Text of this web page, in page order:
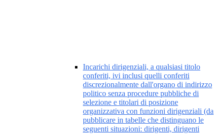
Incarichi dirigenziali, a qualsiasi titolo
conferiti, ivi inclusi quelli conferiti
discrezionalmente dall'organo di indirizzo
politico senza procedure pubbliche di
selezione e titolari di posizione
organizzativa con funzioni dirigenziali (da
pubblicare in tabelle che distinguano le
seguenti situazioni: dirigenti, dirigenti